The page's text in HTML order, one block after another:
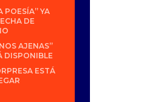
POESÍA” YA
DE
AJENAS”
DISPONIBLE
ESTÁ